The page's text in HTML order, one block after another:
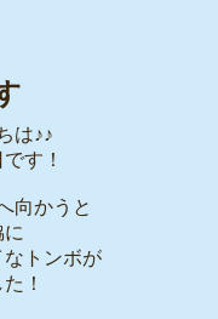
は♪♪
す！
向かうと
なトンボが
！